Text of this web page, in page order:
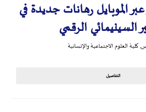
الموبايل رهانات جديدة في
السينيمائي الرقمي
,كلية العلوم الاجتماعية والإنسانية
التفاصيل